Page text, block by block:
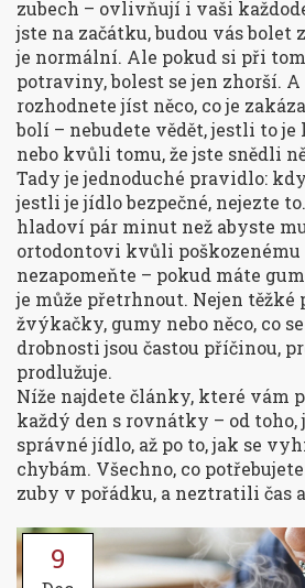
zubech – ovlivňují i vaši
jste na začátku, budou vás bolet
je normální. Ale pokud si při
potraviny, bolest se jen zhorší. A
rozhodnete jíst něco, co je
bolí – nebudete vědět, jestli to
nebo kvůli tomu, že jste snědli
Tady je jednoduché pravidlo:
jestli je jídlo bezpečné, nejezte
hladoví pár minut než abyste
ortodontovi kvůli poškozenému
nezapomeňte – pokud máte
je může přetrhnout. Nejen
žvýkačky, gumy nebo něco, co
drobnosti jsou častou příčinou,
prodlužuje.
Níže najdete články, které vám
každý den s rovnátky – od
správné jídlo, až po to, jak se
chybám. Všechno, co
zuby v pořádku, a neztratili čas
9